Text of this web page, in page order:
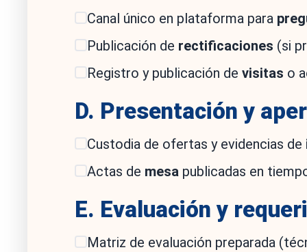
Canal único en plataforma para
Publicación de rectificaciones (si
Registro y publicación de visitas o
D. Presentación y
Custodia de ofertas y evidencias de
Actas de mesapublicadas en
E. Evaluación y
Matriz de evaluación preparada